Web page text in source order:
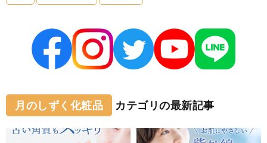
月のしずく化粧品 カテゴリの最新記事